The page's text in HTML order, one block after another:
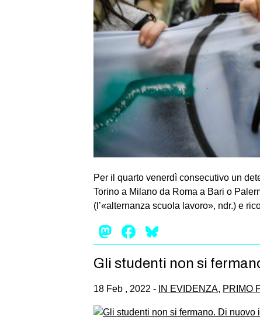
Per il quarto venerdì consecutivo un
Torino a Milano da Roma a Bari o
(l’«alternanza scuola lavoro», ndr.) e
Mastodon
Facebook
Gli studenti non si
18 Feb , 2022 - IN EVIDENZA, PRIMO